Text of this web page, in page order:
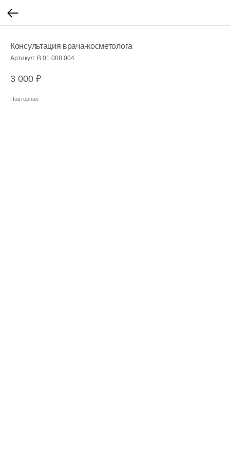
Консультация врача-косметолога
Артикул: В 01.008.004
3 000 ₽
Повторная